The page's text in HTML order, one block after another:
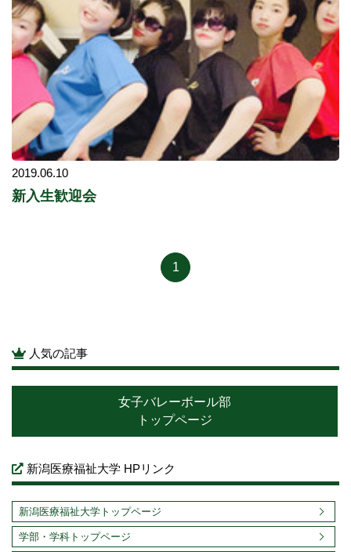
2019.06.10
新入生歓迎会
1
人気の記事
女子バレーボール部
トップページ
新潟医療福祉大学 HPリンク
新潟医療福祉大学トップページ
学部・学科トップページ